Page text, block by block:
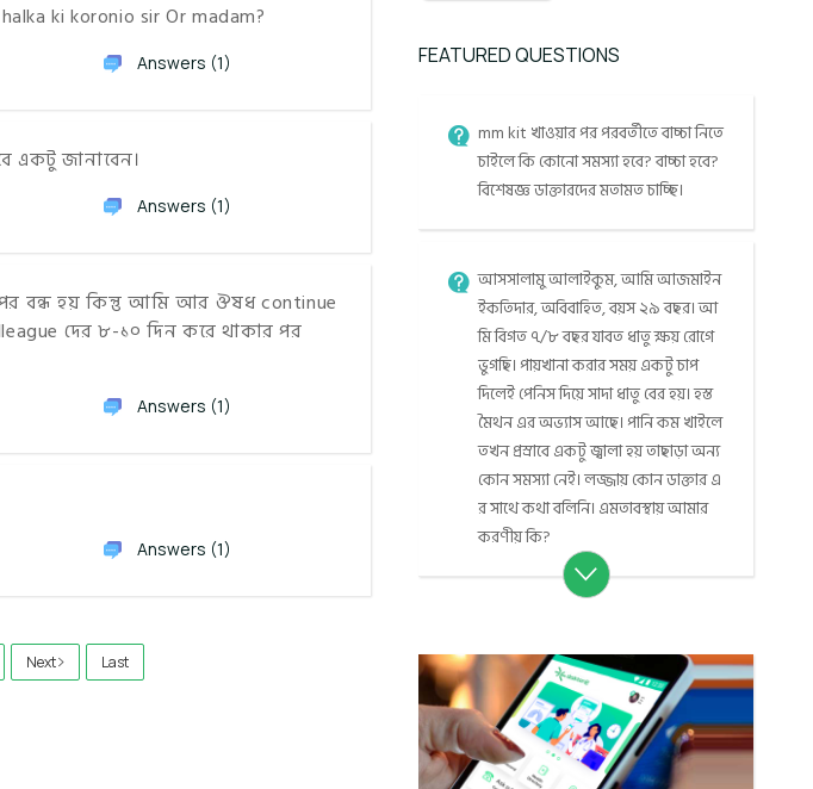
ki koronio sir Or madam?
Answers (1)
একটু জানাবেন।
Answers (1)
পর বন্ধ হয় কিন্তু আমি আর ঔষধ continue
দের ৮-১০ দিন করে থাকার পর
Answers (1)
Answers (1)
Next Last
FEATURED QUESTIONS
mm kit খাওয়ার পর পরবর্তীতে বাচ্চা নিতে
চাইলে কি কোনো সমস্যা হবে? বাচ্চা হবে?
বিশেষজ্ঞ ডাক্তারদের মতামত চাচ্ছি।
আসসালামু আলাইকুম, আমি আজমাইন
ইকতিদার, অবিবাহিত, বয়স ২৯ বছর। আ
মি বিগত ৭/৮ বছর যাবত ধাতু ক্ষয় রোগে
ভুগছি। পায়খানা করার সময় একটু চাপ
দিলেই পেনিস দিয়ে সাদা ধাতু বের হয়। হস্ত
মৈথন এর অভ্যাস আছে। পানি কম খাইলে
তখন প্রস্রাবে একটু জ্বালা হয় তাছাড়া অন্য
কোন সমস্যা নেই। লজ্জায় কোন ডাক্তার এ
র সাথে কথা বলিনি। এমতাবস্থায় আমার
করণীয় কি?